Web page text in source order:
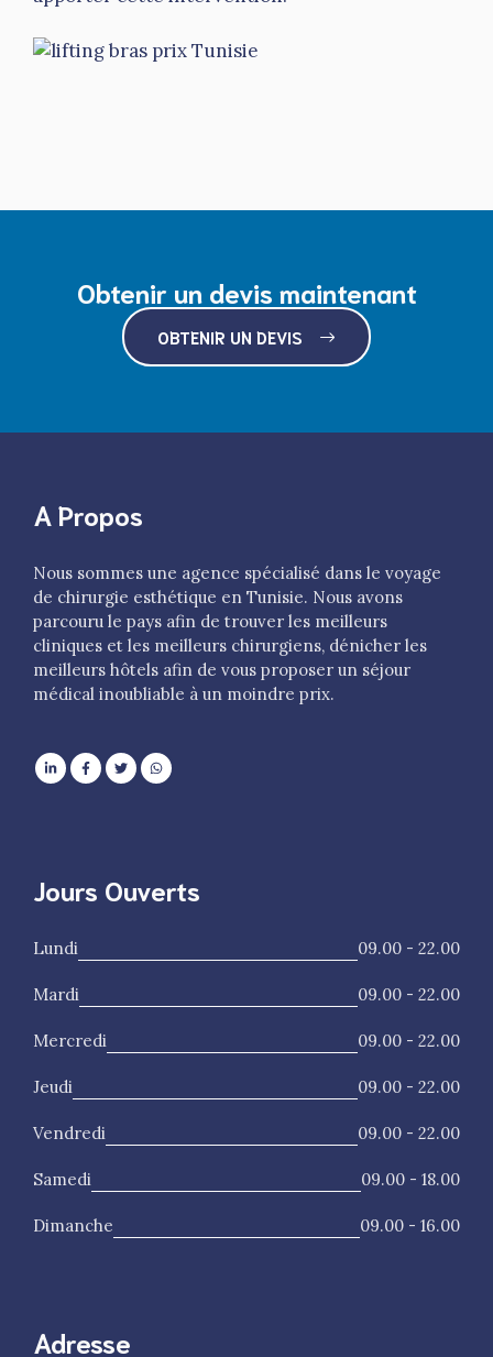
Obtenir un devis maintenant
OBTENIR UN DEVIS
A Propos
Nous sommes une agence spécialisé dans le voyage
de chirurgie esthétique en Tunisie. Nous avons
parcouru le pays afin de trouver les meilleurs
cliniques et les meilleurs chirurgiens, dénicher les
meilleurs hôtels afin de vous proposer un séjour
médical inoubliable à un moindre prix.
Jours Ouverts
Lundi 09.00 - 22.00
Mardi 09.00 - 22.00
Mercredi 09.00 - 22.00
Jeudi 09.00 - 22.00
Vendredi 09.00 - 22.00
Samedi 09.00 - 18.00
Dimanche 09.00 - 16.00
Adresse